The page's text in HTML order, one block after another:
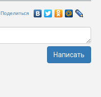
Поделиться
Написать